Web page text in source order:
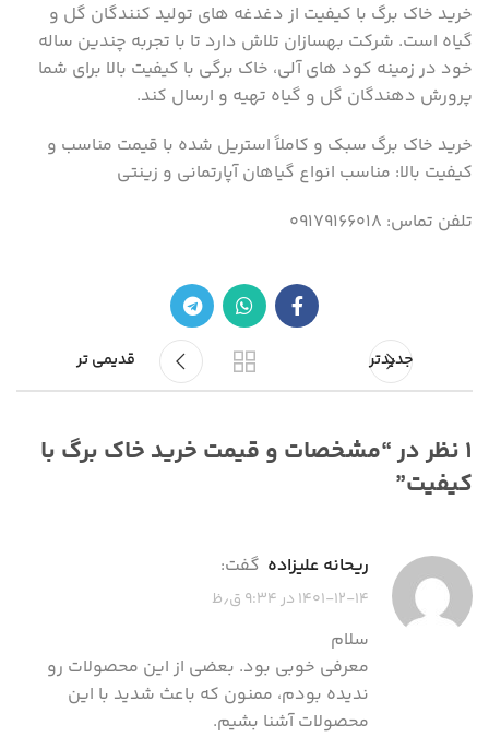
خرید خاک برگ با کیفیت از دغدغه های تولید کنندگان گل و
گیاه است. شرکت بهسازان تلاش دارد تا با تجربه چندین ساله
خود در زمینه کود های آلی، خاک برگی با کیفیت بالا برای شما
پرورش دهندگان گل و گیاه تهیه و ارسال کند.
خرید خاک برگ سبک و کاملاً استریل شده با قیمت مناسب و
کیفیت بالا: مناسب انواع گیاهان آپارتمانی و زینتی
تلفن تماس: ۰۹۱۷۹۱۶۶۰۱۸
جدیدتر قدیمی تر
1 نظر در “
مشخصات و قیمت خرید خاک برگ با
کیفیت”
ریحانه علیزاده گفت:
۱۴۰۱-۱۲-۱۴ در ۹:۳۴ ق٫ظ
سلام
معرفی خوبی بود. بعضی از این محصولات رو
ندیده بودم، ممنون که باعث شدید با این
محصولات آشنا بشیم.